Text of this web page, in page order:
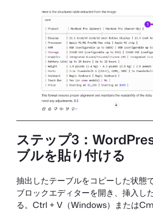
ステップ3：
ブルを貼り付ける
抽出したテーブルをコピーした状態
ブロックエディターを開き、挿入し
る。Ctrl + V（Windows）または